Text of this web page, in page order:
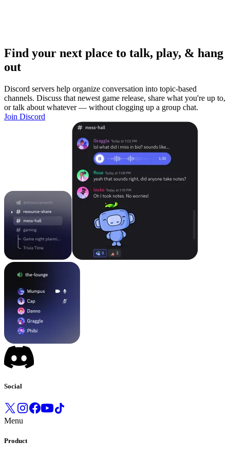
Find your next place to talk, play, & hang
out
Discord servers help organize conversation into topic-based
channels. Discuss that newest game release, share what you're up to,
or talk about whatever — without clogging up a group chat.
Join Discord
Social
Menu
Product